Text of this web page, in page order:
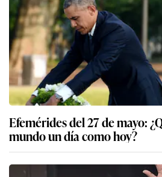
Efemérides del 27 de mayo:
mundo un día como hoy?